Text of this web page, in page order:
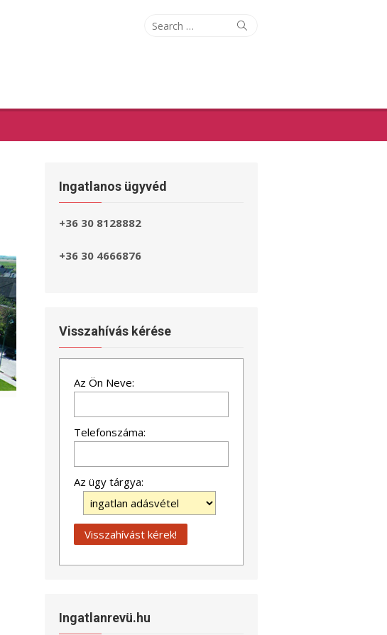
Search
Search
Ingatlanos ügyvéd
+36 30 8128882
+36 30 4666876
Visszahívás kérése
Az Ön Neve:
Telefonszáma:
Az ügy tárgya:
Ingatlanrevü.hu